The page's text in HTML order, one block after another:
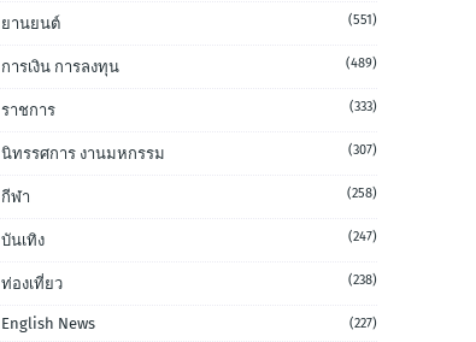
ยานยนต์ (551)
การเงิน การลงทุน (489)
ราชการ (333)
นิทรรศการ งานมหกรรม (307)
กีฬา (258)
บันเทิง (247)
ท่องเที่ยว (238)
English News (227)